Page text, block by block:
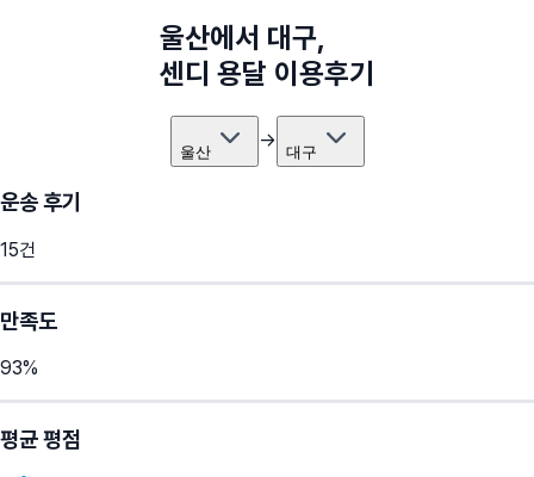
울산에서 대구,
센디 용달 이용후기
울산 → 대구
운송 후기
15건
만족도
93%
평균 평점